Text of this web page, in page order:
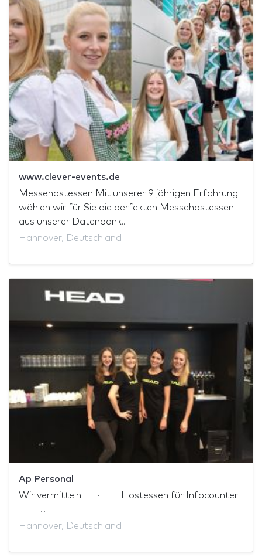
www.clever-events.de
Messehostessen Mit unserer 9 jährigen Erfahrung
wählen wir für Sie die perfekten Messehostessen
aus unserer Datenbank...
Hannover, Deutschland
Ap Personal
Wir vermitteln: · Hostessen für Infocounter
· ...
Hannover, Deutschland